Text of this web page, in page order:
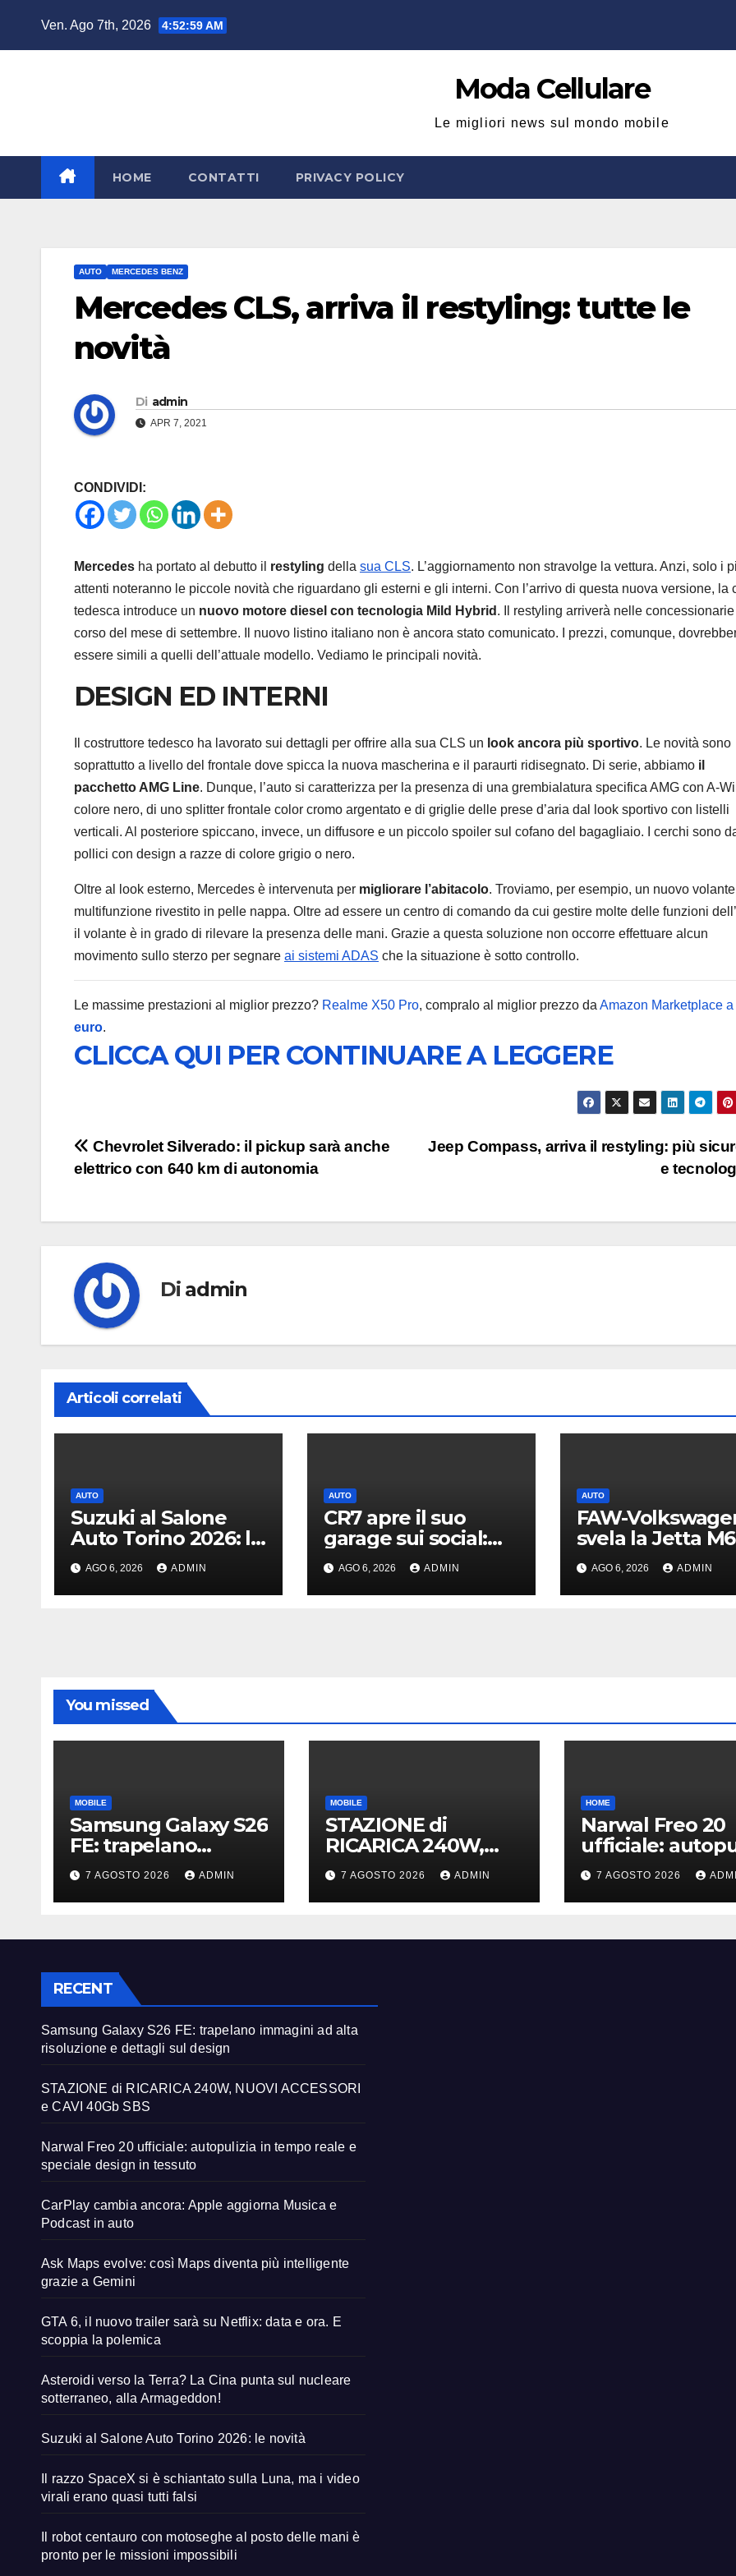
Ven. Ago 7th, 2026 4:53:00 AM
Moda Cellulare
Le migliori news sul mondo mobile
HOME CONTATTI PRIVACY POLICY
AUTO MERCEDES BENZ
Mercedes CLS, arriva il restyling: tutte le
novità
Di admin
APR 7, 2021
CONDIVIDI:
Mercedes ha portato al debutto il restyling della sua CLS. L’aggiornamento non stravolge la vettura. Anzi, solo i
attenti noteranno le piccole novità che riguardano gli esterni e gli interni. Con l’arrivo di questa nuova versione, la
tedesca introduce un nuovo motore diesel con tecnologia Mild Hybrid . Il restyling arriverà nelle concessionarie
corso del mese di settembre. Il nuovo listino italiano non è ancora stato comunicato. I prezzi, comunque,
essere simili a quelli dell’attuale modello. Vediamo le principali novità.
DESIGN ED INTERNI
Il costruttore tedesco ha lavorato sui dettagli per offrire alla sua CLS un look ancora più sportivo. Le novità sono
soprattutto a livello del frontale dove spicca la nuova mascherina e il paraurti ridisegnato. Di serie, abbiamo il
pacchetto AMG Line. Dunque, l’auto si caratterizza per la presenza di una grembialatura specifica AMG con A-
colore nero, di uno splitter frontale color cromo argentato e di griglie delle prese d’aria dal look sportivo con listelli
verticali. Al posteriore spiccano, invece, un diffusore e un piccolo spoiler sul cofano del bagagliaio. I cerchi sono
pollici con design a razze di colore grigio o nero.
Oltre al look esterno, Mercedes è intervenuta per migliorare l’abitacolo. Troviamo, per esempio, un nuovo volante
multifunzione rivestito in pelle nappa. Oltre ad essere un centro di comando da cui gestire molte delle funzioni
il volante è in grado di rilevare la presenza delle mani. Grazie a questa soluzione non occorre effettuare alcun
movimento sullo sterzo per segnare ai sistemi ADAS che la situazione è sotto controllo.
Le massime prestazioni al miglior prezzo? Realme X50 Pro, compralo al miglior prezzo da Amazon Marketplace a
euro.
CLICCA QUI PER CONTINUARE A LEGGERE
Navigazione
Jeep Compass, arriva il restyling: più
e
Chevrolet Silverado: il pickup sarà anche
elettrico con 640 km di autonomia
Di admin
Articoli correlati
AUTO
Suzuki al Salone
Auto Torino 2026: le
novità
AGO 6, 2026 ADMIN
AUTO
CR7 apre il suo
garage sui social:
svelati i “giocattoli”
da oltre 40 milioni
AGO 6, 2026 ADMIN
AUTO
FAW-
svela la Jetta
prima berlina
elettrica del
marchio
AGO 6, 2026 ADMIN
MOBILE
Galaxy
alta
design
7 AGOSTO
You missed
MOBILE
Samsung Galaxy S26
FE: trapelano
immagini ad alta
risoluzione e
dettagli sul design
7 AGOSTO 2026 ADMIN
MOBILE
STAZIONE di
RICARICA 240W,
NUOVI ACCESSORI e
CAVI 40Gb SBS
7 AGOSTO 2026 ADMIN
HOME
Narwal Freo 20
ufficiale:
in tempo reale
speciale design
tessuto
7 AGOSTO 2026
RECENT
Samsung Galaxy S26 FE: trapelano immagini ad alta
risoluzione e dettagli sul design
STAZIONE di RICARICA 240W, NUOVI ACCESSORI
e CAVI 40Gb SBS
Narwal Freo 20 ufficiale: autopulizia in tempo reale e
speciale design in tessuto
CarPlay cambia ancora: Apple aggiorna Musica e
Podcast in auto
Ask Maps evolve: così Maps diventa più intelligente
grazie a Gemini
GTA 6, il nuovo trailer sarà su Netflix: data e ora. E
scoppia la polemica
Asteroidi verso la Terra? La Cina punta sul nucleare
sotterraneo, alla Armageddon!
Suzuki al Salone Auto Torino 2026: le novità
Il razzo SpaceX si è schiantato sulla Luna, ma i video
virali erano quasi tutti falsi
Il robot centauro con motoseghe al posto delle mani è
pronto per le missioni impossibili